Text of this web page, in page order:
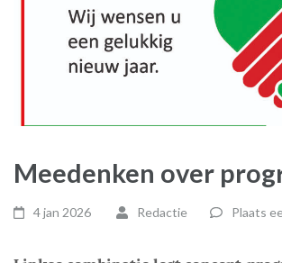
Meedenken over
4 jan 2026 Redactie Plaats